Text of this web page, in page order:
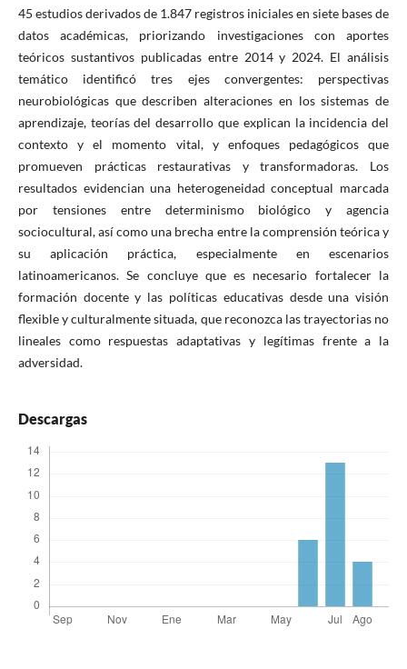
45 estudios derivados de 1.847 registros iniciales en siete bases de
datos académicas, priorizando investigaciones con aportes
teóricos sustantivos publicadas entre 2014 y 2024. El análisis
temático identificó tres ejes convergentes: perspectivas
neurobiológicas que describen alteraciones en los sistemas de
aprendizaje, teorías del desarrollo que explican la incidencia del
contexto y el momento vital, y enfoques pedagógicos que
promueven prácticas restaurativas y transformadoras. Los
resultados evidencian una heterogeneidad conceptual marcada
por tensiones entre determinismo biológico y agencia
sociocultural, así como una brecha entre la comprensión teórica y
su aplicación práctica, especialmente en escenarios
latinoamericanos. Se concluye que es necesario fortalecer la
formación docente y las políticas educativas desde una visión
flexible y culturalmente situada, que reconozca las trayectorias no
lineales como respuestas adaptativas y legítimas frente a la
adversidad.
Descargas